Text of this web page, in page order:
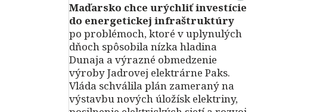
Maďarsko chce urýchliť investície
do energetickej infraštruktúry
po problémoch, ktoré v uplynulých
dňoch spôsobila nízka hladina
Dunaja a výrazné obmedzenie
výroby Jadrovej elektrárne Paks.
Vláda schválila plán zameraný na
výstavbu nových úložísk elektriny,